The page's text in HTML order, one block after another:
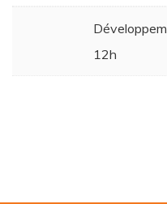
12h